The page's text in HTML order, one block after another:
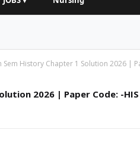
Sem History Chapter 1 Solution 2026 |
2026 | Paper Code: -